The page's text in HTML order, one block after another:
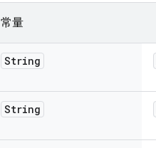
常量
String
String